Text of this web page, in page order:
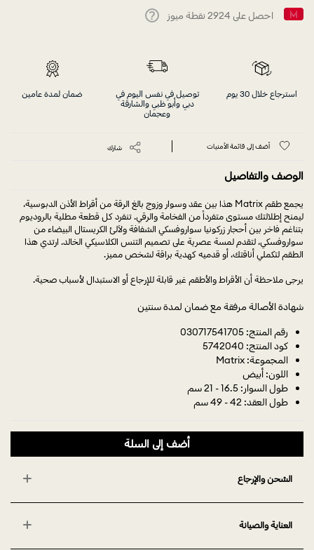
احصل على 2924 نقطة ميوز
استرجاع خلال 30 يوم
توصيل في نفس اليوم في
دبي وأبو ظبي والشارقة
وعجمان
ضمان لمدة عامين
أضف إلى قائمة الأمنيات شارك
الوصف والتفاصيل
يجمع طقم Matrix هذا بين عقد وسوار وزوج بالغ الرقة من أقراط الأذن الدبوسية،
ليمنح إطلالتك مستوى متفرداً من الفخامة والرقي. تنفرد كل قطعة مطلية بالروديوم
بتناغم فاخر بين أحجار زركونيا سواروفسكي الشفافة ولآلئ الكريستال البيضاء من
سواروفسكي، لتقدم لمسة عصرية على تصميم التنس الكلاسيكي الخالد. ارتدي هذا
الطقم لتكملي أناقتك، أو قدميه كهدية براقة لشخص مميز.
يرجى ملاحظة أن الأقراط والأطقم غير قابلة للإرجاع أو الاستبدال لأسباب صحية.
شهادة الأصالة مرفقة مع ضمان لمدة سنتين
رقم المنتج: 030717541705
كود المنتج: 5742040
المجموعة: Matrix
اللون: أبيض
طول السوار: 16.5 - 21 سم
طول العقد: 42 - 49 سم
أضف إلى السلة
الشحن والإرجاع
العناية والصيانة